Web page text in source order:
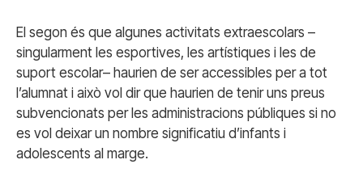
El segon és que algunes activitats extraescolars –
singularment les esportives, les artístiques i les de
suport escolar– haurien de ser accessibles per a tot
l’alumnat i això vol dir que haurien de tenir uns preus
subvencionats per les administracions públiques si no
es vol deixar un nombre significatiu d’infants i
adolescents al marge.